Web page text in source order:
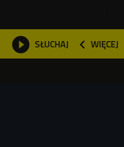
 SŁUCHAJ  WIĘCEJ
